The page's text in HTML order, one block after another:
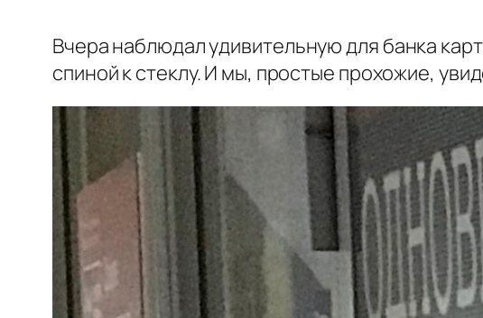
Вчера наблюдал удивительную для банка
спиной к стеклу. И мы, простые прохожие,